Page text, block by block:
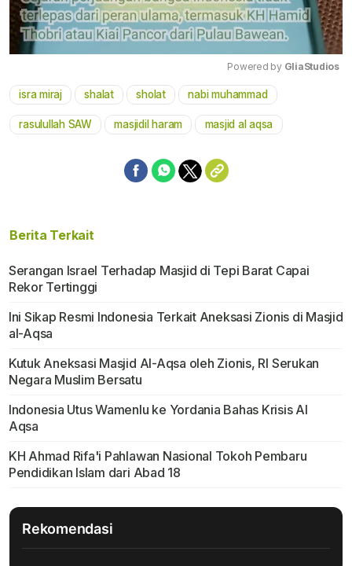
Powered by GliaStudios
isra miraj shalat sholat nabi muhammad
rasulullah SAW masjidil haram masjid al aqsa
Berita Terkait
Serangan Israel Terhadap Masjid di Tepi Barat Capai
Rekor Tertinggi
Ini Sikap Resmi Indonesia Terkait Aneksasi Zionis di Masjid
al-Aqsa
Kutuk Aneksasi Masjid Al-Aqsa oleh Zionis, RI Serukan
Negara Muslim Bersatu
Indonesia Utus Wamenlu ke Yordania Bahas Krisis Al
Aqsa
KH Ahmad Rifa'i Pahlawan Nasional Tokoh Pembaru
Pendidikan Islam dari Abad 18
Rekomendasi